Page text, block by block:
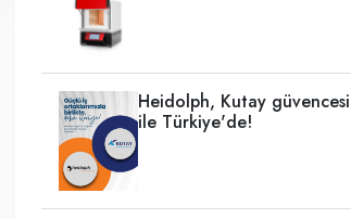
Heidolph, Kutay güvencesi
ile Türkiye'de!